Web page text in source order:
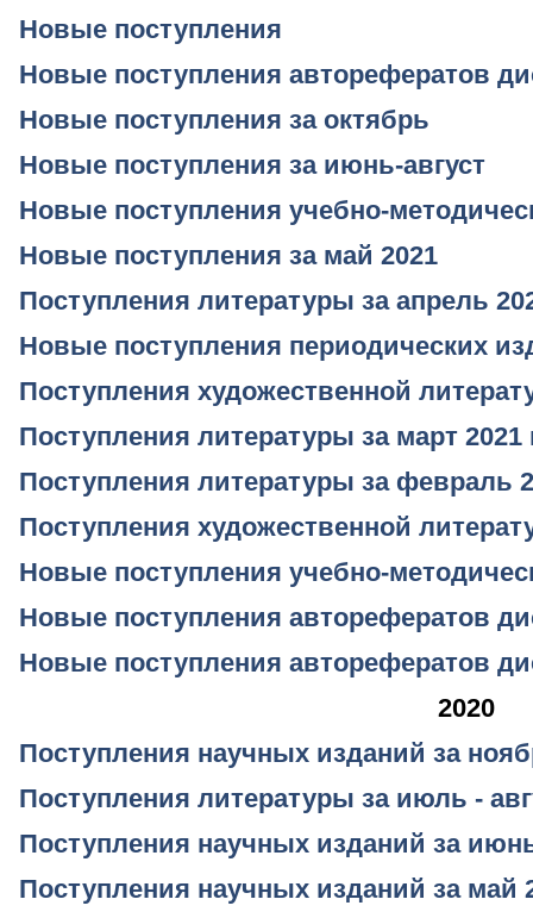
Новые поступления
Новые поступления авторефератов
Новые поступления за октябрь
Новые поступления за июнь-август
Новые поступления учебно-
Новые поступления за май 2021
Поступления литературы за апрель
Новые поступления периодических
Поступления художественной
Поступления литературы за март 2021
Поступления литературы за февраль
Поступления художественной
Новые поступления учебно-
Новые поступления авторефератов
Новые поступления авторефератов
2020
Поступления научных изданий за
Поступления литературы за июль -
Поступления научных изданий за
Поступления научных изданий за май